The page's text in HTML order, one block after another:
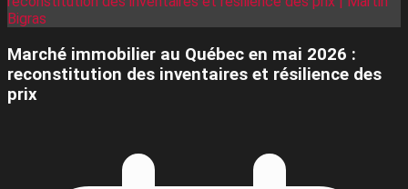
Bigras
Marché immobilier au Québec en mai 2026 :
reconstitution des inventaires et résilience des
prix